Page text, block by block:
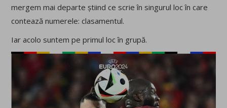
mergem mai departe știind ce scrie în singurul loc în care
contează numerele: clasamentul.
Iar acolo suntem pe primul loc în grupă.